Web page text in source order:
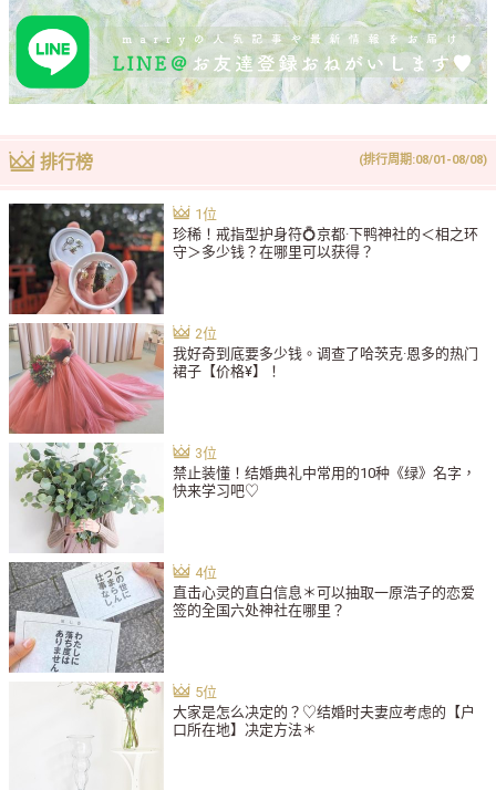
排行榜 (排行周期:08/01-08/08)
珍稀！戒指型护身符💍京都·下鸭神社的＜相之环
守＞多少钱？在哪里可以获得？
我好奇到底要多少钱。调查了哈茨克·恩多的热门
裙子【价格¥】！
禁止装懂！结婚典礼中常用的10种《绿》名字，
快来学习吧♡
直击心灵的直白信息＊可以抽取一原浩子的恋爱
签的全国六处神社在哪里？
大家是怎么决定的？♡结婚时夫妻应考虑的【户
口所在地】决定方法＊